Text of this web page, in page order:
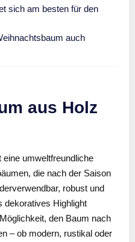
sich am besten für den
auch
aus Holz
umweltfreundliche
die nach der Saison
robust und
dekoratives Highlight
den Baum nach
– ob modern, rustikal oder